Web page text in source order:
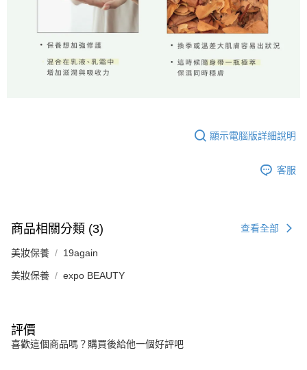
顯示電腦版詳細說明
客服
商品相關分類 (3) 查看全部
美妝保養 19again
美妝保養 expo BEAUTY
評價
喜歡這個商品嗎？購買後給他一個好評吧